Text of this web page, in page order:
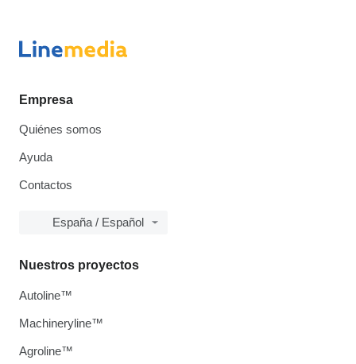
Empresa
Quiénes somos
Ayuda
Contactos
España / Español
Nuestros proyectos
Autoline™
Machineryline™
Agroline™